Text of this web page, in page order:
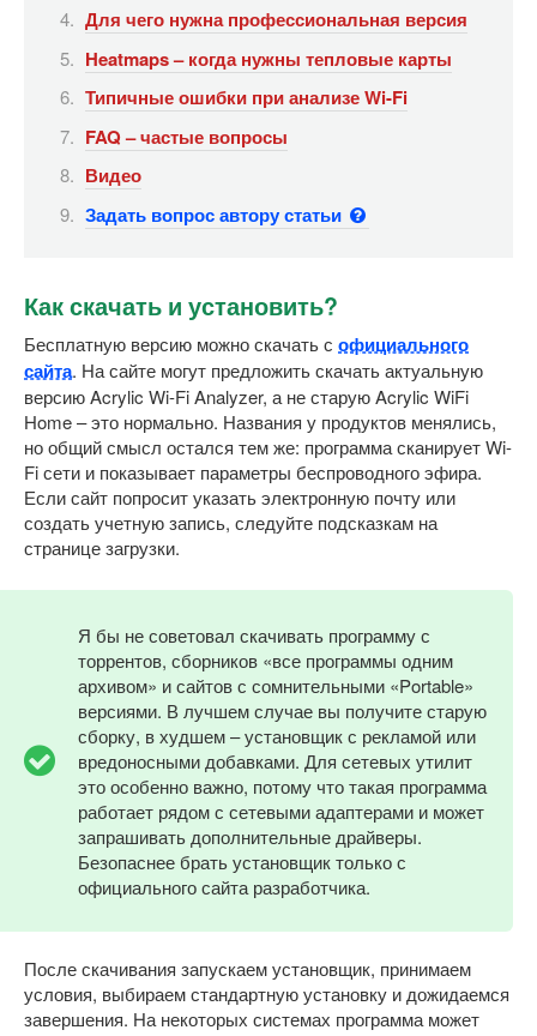
Для чего нужна профессиональная версия
Heatmaps – когда нужны тепловые карты
Типичные ошибки при анализе Wi-Fi
FAQ – частые вопросы
Видео
Задать вопрос автору статьи
Как скачать и установить?
Бесплатную версию можно скачать с официального
сайта. На сайте могут предложить скачать актуальную
версию Acrylic Wi-Fi Analyzer, а не старую Acrylic WiFi
Home – это нормально. Названия у продуктов менялись,
но общий смысл остался тем же: программа сканирует Wi-
Fi сети и показывает параметры беспроводного эфира.
Если сайт попросит указать электронную почту или
создать учетную запись, следуйте подсказкам на
странице загрузки.
Я бы не советовал скачивать программу с
торрентов, сборников «все программы одним
архивом» и сайтов с сомнительными «Portable»
версиями. В лучшем случае вы получите старую
сборку, в худшем – установщик с рекламой или
вредоносными добавками. Для сетевых утилит
это особенно важно, потому что такая программа
работает рядом с сетевыми адаптерами и может
запрашивать дополнительные драйверы.
Безопаснее брать установщик только с
официального сайта разработчика.
После скачивания запускаем установщик, принимаем
условия, выбираем стандартную установку и дожидаемся
завершения. На некоторых системах программа может